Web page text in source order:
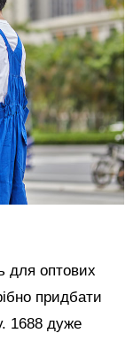
для оптових
придбати
1688 дуже